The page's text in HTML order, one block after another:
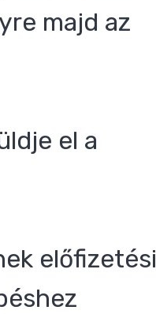
majd az
el a
előfizetési